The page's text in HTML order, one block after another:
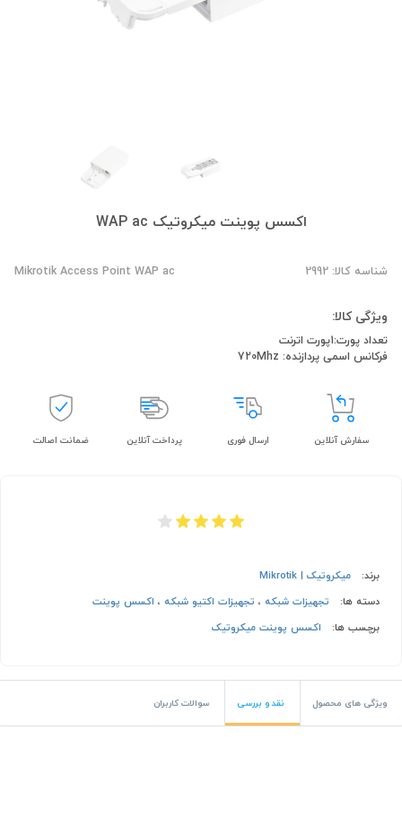
اکسس پوینت میکروتیک WAP ac
شناسه کالا: 2992 Mikrotik Access Point WAP ac
ویژگی کالا:
تعداد پورت:1پورت اترنت
فرکانس اسمی پردازنده: 720Mhz
سفارش آنلاین ارسال فوری پرداخت آنلاین ضمانت اصالت
برند:
میکروتیک | Mikrotik
دسته ها:
تجهیزات شبکه، تجهیزات اکتیو شبکه، اکسس پوینت
برچسب ها:
اکسس پوینت میکروتیک
ویژگی های محصول نقد و بررسی سوالات کاربران